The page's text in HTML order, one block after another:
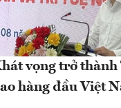
vọng trở thành
hàng đầu Việt